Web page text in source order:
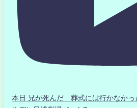
本日 兄が死んだ 葬式には行かなか